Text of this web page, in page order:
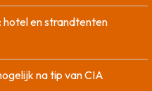
hotel en strandtenten
na tip van CIA